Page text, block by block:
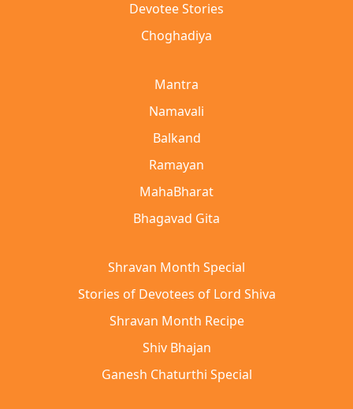
Devotee Stories
Choghadiya
Mantra
Namavali
Balkand
Ramayan
MahaBharat
Bhagavad Gita
Shravan Month Special
Stories of Devotees of Lord Shiva
Shravan Month Recipe
Shiv Bhajan
Ganesh Chaturthi Special